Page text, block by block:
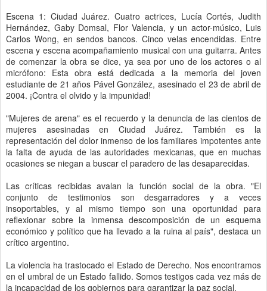
Escena 1: Ciudad Juárez. Cuatro actrices, Lucía Cortés, Judith
Hernández, Gaby Domsal, Flor Valencia, y un actor-músico, Luis
Carlos Wong, en sendos bancos. Cinco velas encendidas. Entre
escena y escena acompañamiento musical con una guitarra. Antes
de comenzar la obra se dice, ya sea por uno de los actores o al
micrófono: Esta obra está dedicada a la memoria del joven
estudiante de 21 años Pável González, asesinado el 23 de abril de
2004. ¡Contra el olvido y la impunidad!
"Mujeres de arena" es el recuerdo y la denuncia de las cientos de
mujeres asesinadas en Ciudad Juárez. También es la
representación del dolor inmenso de los familiares impotentes ante
la falta de ayuda de las autoridades mexicanas, que en muchas
ocasiones se niegan a buscar el paradero de las desaparecidas.
Las críticas recibidas avalan la función social de la obra. "El
conjunto de testimonios son desgarradores y a veces
insoportables, y al mismo tiempo son una oportunidad para
reflexionar sobre la inmensa descomposición de un esquema
económico y político que ha llevado a la ruina al país", destaca un
crítico argentino.
La violencia ha trastocado el Estado de Derecho. Nos encontramos
en el umbral de un Estado fallido. Somos testigos cada vez más de
la incapacidad de los gobiernos para garantizar la paz social.